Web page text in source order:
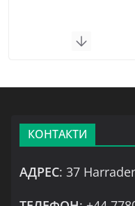
КОНТАКТИ
АДРЕС: 37